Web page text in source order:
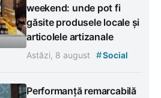
weekend: unde pot fi
găsite produsele locale și
articolele artizanale
Astăzi, 8 august #Social
Performanță remarcabilă